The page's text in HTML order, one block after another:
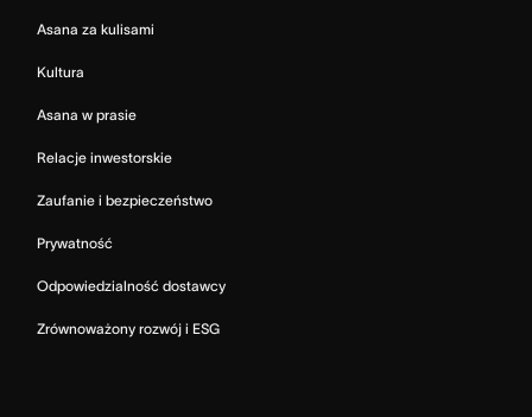
Asana za kulisami
Kultura
Asana w prasie
Relacje inwestorskie
Zaufanie i bezpieczeństwo
Prywatność
Odpowiedzialność dostawcy
Zrównoważony rozwój i ESG